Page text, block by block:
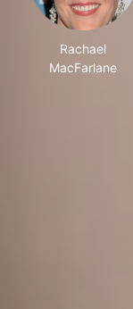
Rachael
MacFarlane